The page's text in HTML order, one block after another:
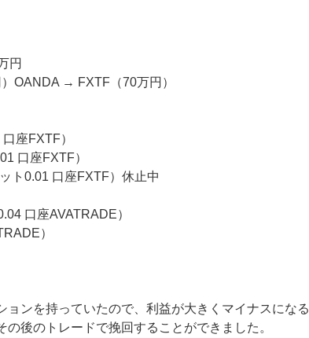
円
OANDA → FXTF（70万円）
口座FXTF）
口座FXTF）
ット0.01 口座FXTF）休止中
口座AVATRADE）
）
ョンを持っていたので、利益が大きくマイナスになる
後のトレードで挽回することができました。